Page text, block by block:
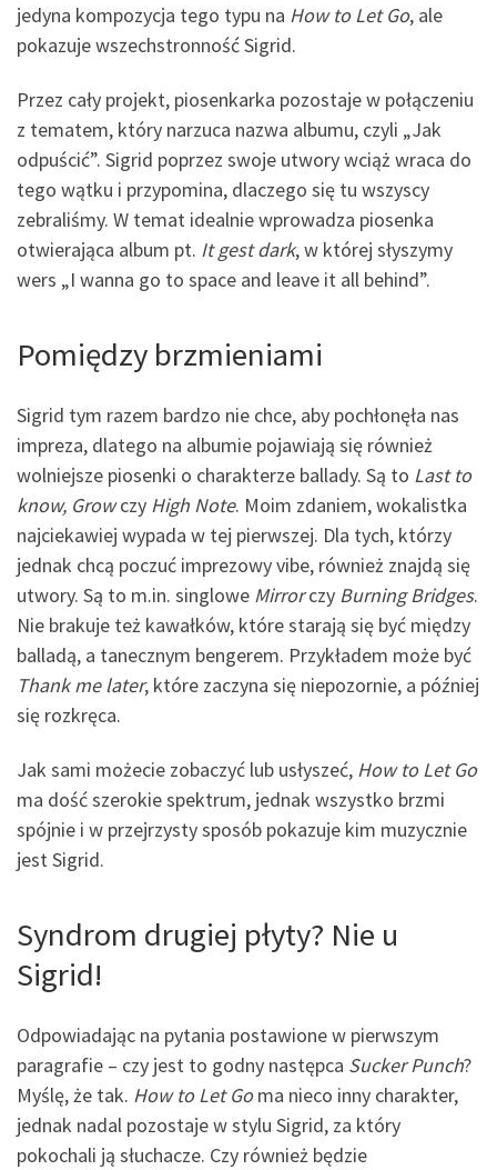
jedyna kompozycja tego typu na How to Let Go, ale
pokazuje wszechstronność Sigrid.
Przez cały projekt, piosenkarka pozostaje w połączeniu
z tematem, który narzuca nazwa albumu, czyli „Jak
odpuścić”. Sigrid poprzez swoje utwory wciąż wraca do
tego wątku i przypomina, dlaczego się tu wszyscy
zebraliśmy. W temat idealnie wprowadza piosenka
otwierająca album pt. It gest dark, w której słyszymy
wers „I wanna go to space and leave it all behind”.
Pomiędzy brzmieniami
Sigrid tym razem bardzo nie chce, aby pochłonęła nas
impreza, dlatego na albumie pojawiają się również
wolniejsze piosenki o charakterze ballady. Są to Last to
know, Growczy High Note. Moim zdaniem, wokalistka
najciekawiej wypada w tej pierwszej. Dla tych, którzy
jednak chcą poczuć imprezowy vibe, również znajdą się
utwory. Są to m.in. singlowe Mirrorczy Burning Bridges.
Nie brakuje też kawałków, które starają się być między
balladą, a tanecznym bengerem. Przykładem może być
Thank me later, które zaczyna się niepozornie, a później
się rozkręca.
Jak sami możecie zobaczyć lub usłyszeć, How to Let Go
ma dość szerokie spektrum, jednak wszystko brzmi
spójnie i w przejrzysty sposób pokazuje kim muzycznie
jest Sigrid.
Syndrom drugiej płyty? Nie u
Sigrid!
Odpowiadając na pytania postawione w pierwszym
paragrafie – czy jest to godny następca Sucker Punch?
Myślę, że tak. How to Let Goma nieco inny charakter,
jednak nadal pozostaje w stylu Sigrid, za który
pokochali ją słuchacze. Czy również będzie